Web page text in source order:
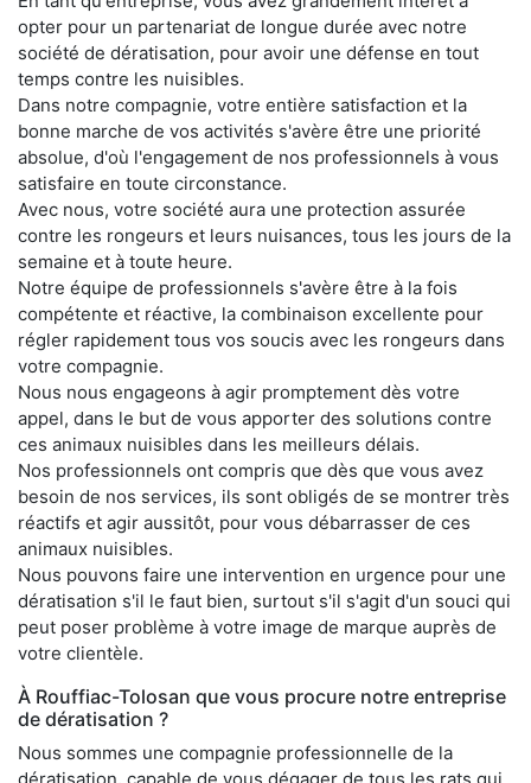
opter pour un partenariat de longue durée avec notre
société de dératisation, pour avoir une défense en tout
temps contre les nuisibles.
Dans notre compagnie, votre entière satisfaction et la
bonne marche de vos activités s'avère être une priorité
absolue, d'où l'engagement de nos professionnels à vous
satisfaire en toute circonstance.
Avec nous, votre société aura une protection assurée
contre les rongeurs et leurs nuisances, tous les jours de la
semaine et à toute heure.
Notre équipe de professionnels s'avère être à la fois
compétente et réactive, la combinaison excellente pour
régler rapidement tous vos soucis avec les rongeurs dans
votre compagnie.
Nous nous engageons à agir promptement dès votre
appel, dans le but de vous apporter des solutions contre
ces animaux nuisibles dans les meilleurs délais.
Nos professionnels ont compris que dès que vous avez
besoin de nos services, ils sont obligés de se montrer très
réactifs et agir aussitôt, pour vous débarrasser de ces
animaux nuisibles.
Nous pouvons faire une intervention en urgence pour une
dératisation s'il le faut bien, surtout s'il s'agit d'un souci qui
peut poser problème à votre image de marque auprès de
votre clientèle.
À Rouffiac-Tolosan que vous procure notre entreprise
de dératisation ?
Nous sommes une compagnie professionnelle de la